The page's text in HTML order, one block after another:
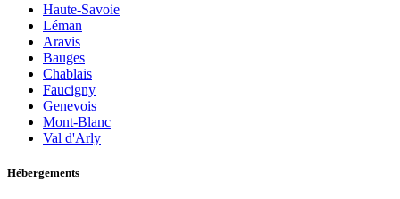
Haute-Savoie
Léman
Aravis
Bauges
Chablais
Faucigny
Genevois
Mont-Blanc
Val d'Arly
Hébergements